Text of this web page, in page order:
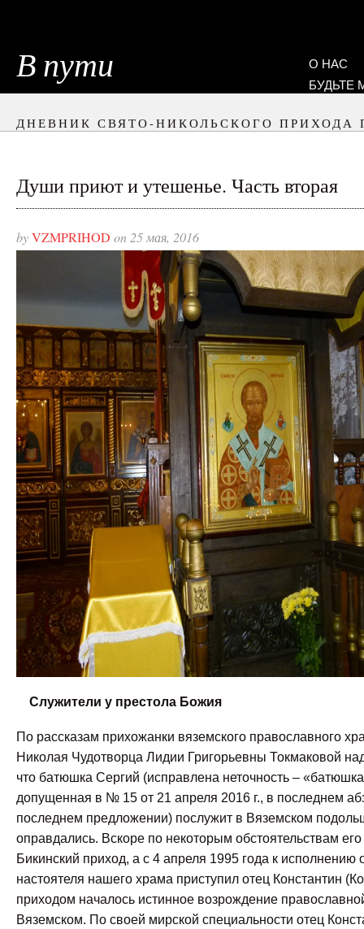
В пути
О НАС
БУДЬТЕ
ДНЕВНИК СВЯТО-НИКОЛЬСКОГО ПРИХОДА
Души приют и утешенье. Часть вторая
byVZMPRIHOD on 25 мая, 2016
Служители у престола Божия
По рассказам прихожанки вяземского православного
Николая Чудотворца Лидии Григорьевны Токмаковой
что батюшка Сергий (исправлена неточность –
допущенная в № 15 от 21 апреля 2016 г., в последнем
последнем предложении) послужит в Вяземском
оправдались. Вскоре по некоторым обстоятельствам
Бикинский приход, а с 4 апреля 1995 года к исполнению
настоятеля нашего храма приступил отец Константин
приходом началось истинное возрождение
Вяземском. По своей мирской специальности отец